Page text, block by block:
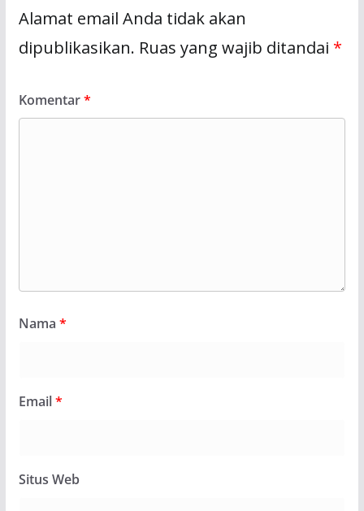
Alamat email Anda tidak akan
dipublikasikan. Ruas yang wajib ditandai *
Komentar*
Nama *
Email*
Situs Web